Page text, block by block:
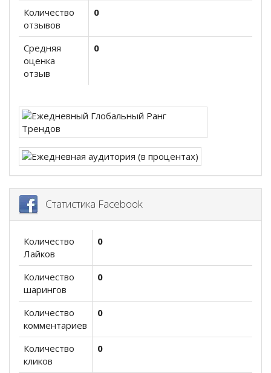
Количество
отзывов
0
Средняя
оценка
отзыв
0
Статистика Facebook
Количество
Лайков
0
Количество
шарингов
0
Количество
комментариев
0
Количество
кликов
0